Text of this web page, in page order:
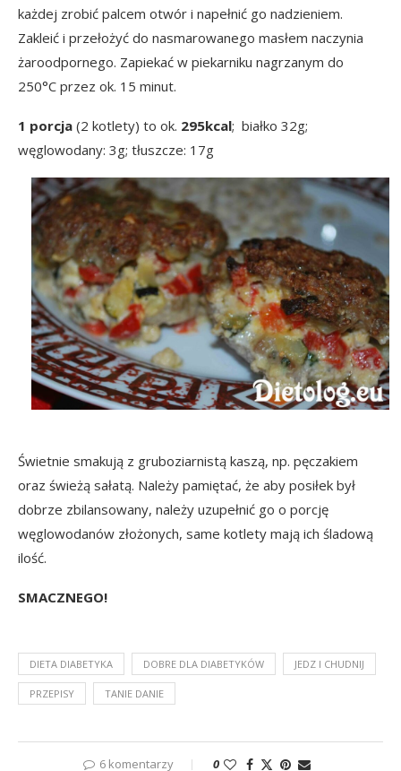
każdej zrobić palcem otwór i napełnić go nadzieniem.
Zakleić i przełożyć do nasmarowanego masłem naczynia
żaroodpornego. Zapiekać w piekarniku nagrzanym do
250°C przez ok. 15 minut.
1 porcja (2 kotlety) to ok. 295kcal; białko 32g;
węglowodany: 3g; tłuszcze: 17g
Świetnie smakują z gruboziarnistą kaszą, np. pęczakiem
oraz świeżą sałatą. Należy pamiętać, że aby posiłek był
dobrze zbilansowany, należy uzupełnić go o porcję
węglowodanów złożonych, same kotlety mają ich śladową
ilość.
SMACZNEGO!
DIETA DIABETYKA DOBRE DLA DIABETYKÓW JEDZ I CHUDNIJ
PRZEPISY TANIE DANIE
6 komentarzy 0